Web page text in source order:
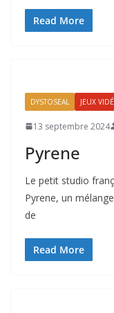
Read More
DYSTOSEAL JEUX
13 septembre 2024
Pyrene
Le petit studio
Pyrene, un
de
Read More